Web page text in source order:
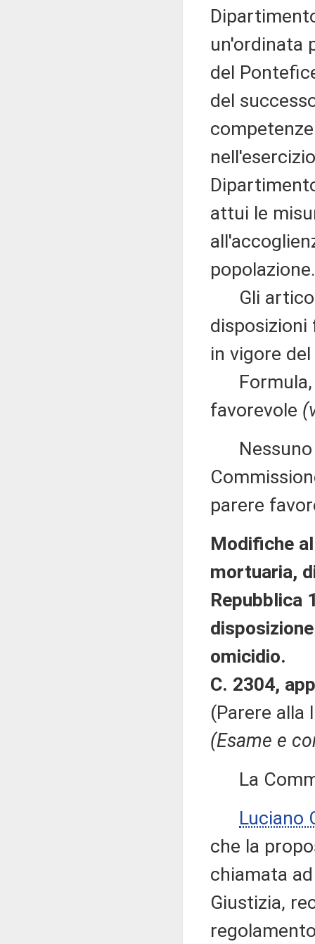
un'ordinata
del
del
attui le
popolazione.
Gli articoli
disposizioni
in vigore
Formula,
favorevole
Nessuno
parere
Modifiche
mortuaria,
Repubblica
omicidio.
C. 2304,
(Parere alla
(Esame e
La
Luciano
che la
chiamata
Giustizia,